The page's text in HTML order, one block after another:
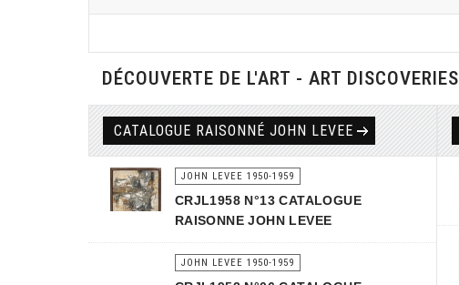
DÉCOUVERTE DE L'ART - ART DISCOVERIES
CATALOGUE RAISONNÉ JOHN LEVEE
JOHN LEVEE 1950-1959
CRJL1958 N°13 CATALOGUE
RAISONNE JOHN LEVEE
JOHN LEVEE 1950-1959